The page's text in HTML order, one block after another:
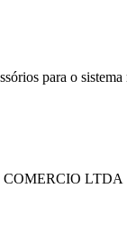
para o
LTDA